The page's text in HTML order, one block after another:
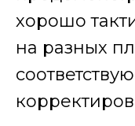
хорошо
на разных